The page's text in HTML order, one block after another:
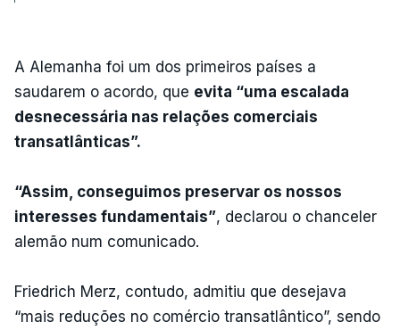
A Alemanha foi um dos primeiros países a
saudarem o acordo, que evita “uma escalada
desnecessária nas relações comerciais
transatlânticas”.
“Assim, conseguimos preservar os nossos
interesses fundamentais”, declarou o chanceler
alemão num comunicado.
Friedrich Merz, contudo, admitiu que desejava
“mais reduções no comércio transatlântico”, sendo